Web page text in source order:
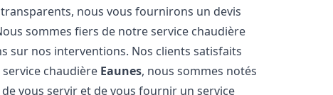
nous vous fournirons un devis
sommes fiers de notre service chaudière
sur nos interventions. Nos clients satisfaits
chaudière Eaunes, nous sommes notés
vous servir et de vous fournir un service